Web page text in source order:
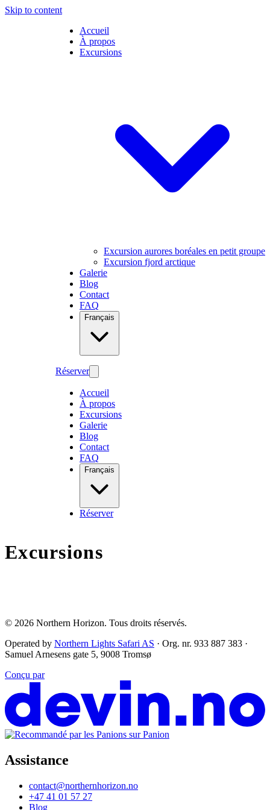
Skip to content
Accueil
À propos
Excursions
Excursion aurores boréales en petit groupe
Excursion fjord arctique
Galerie
Blog
Contact
FAQ
Français
Réserver
Accueil
À propos
Excursions
Galerie
Blog
Contact
FAQ
Français
Réserver
Excursions
© 2026 Northern Horizon. Tous droits réservés.
Operated by Northern Lights Safari AS · Org. nr. 933 887 383 ·
Samuel Arnesens gate 5, 9008 Tromsø
Conçu par
Assistance
contact@northernhorizon.no
+47 41 01 57 27
Blog